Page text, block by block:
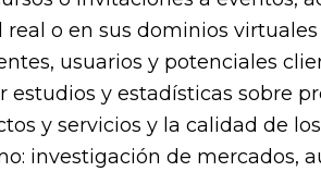
o en sus dominios virtuales
usuarios y potenciales
y estadísticas sobre
y servicios y la calidad de
investigación de mercados,